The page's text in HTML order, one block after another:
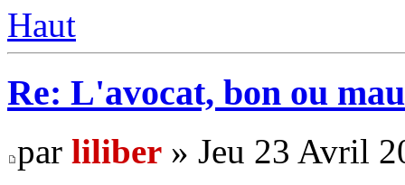
Haut
Re: L'avocat, bon ou
par liliber » Jeu 23 Avril